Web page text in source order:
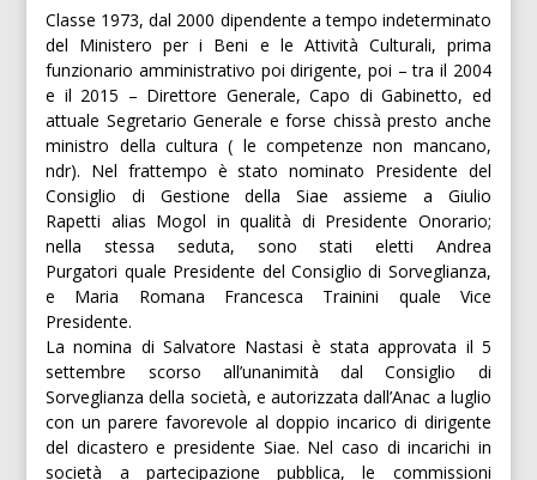
Classe 1973, dal 2000 dipendente a tempo indeterminato
del Ministero per i Beni e le Attività Culturali, prima
funzionario amministrativo poi dirigente, poi – tra il 2004
e il 2015 – Direttore Generale, Capo di Gabinetto, ed
attuale Segretario Generale e forse chissà presto anche
ministro della cultura ( le competenze non mancano,
ndr). Nel frattempo è stato nominato Presidente del
Consiglio di Gestione della Siae assieme a Giulio
Rapetti alias Mogol in qualità di Presidente Onorario;
nella stessa seduta, sono stati eletti Andrea
Purgatori quale Presidente del Consiglio di Sorveglianza,
e Maria Romana Francesca Trainini quale Vice
Presidente.
La nomina di Salvatore Nastasi è stata approvata il 5
settembre scorso all’unanimità dal Consiglio di
Sorveglianza della società, e autorizzata dall’Anac a luglio
con un parere favorevole al doppio incarico di dirigente
del dicastero e presidente Siae. Nel caso di incarichi in
società a partecipazione pubblica, le commissioni